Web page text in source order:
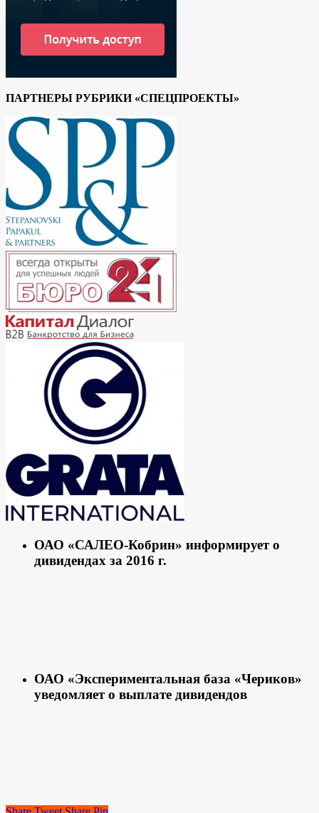
ПАРТНЕРЫ РУБРИКИ «СПЕЦПРОЕКТЫ»
ОАО «САЛЕО-Кобрин» информирует о
дивидендах за 2016 г.
ОАО «Экспериментальная база «Чериков»
уведомляет о выплате дивидендов